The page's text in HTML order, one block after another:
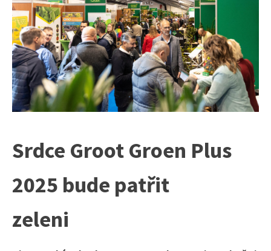
Srdce Groot Groen Plus
2025 bude patřit
zeleni